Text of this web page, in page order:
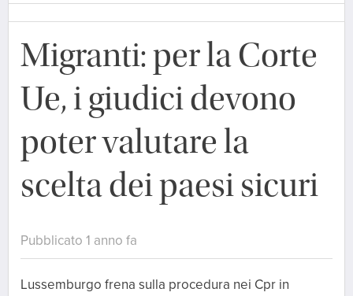
Migranti: per la Corte
Ue, i giudici devono
poter valutare la
scelta dei paesi sicuri
Pubblicato 1 anno fa
Lussemburgo frena sulla procedura nei Cpr in